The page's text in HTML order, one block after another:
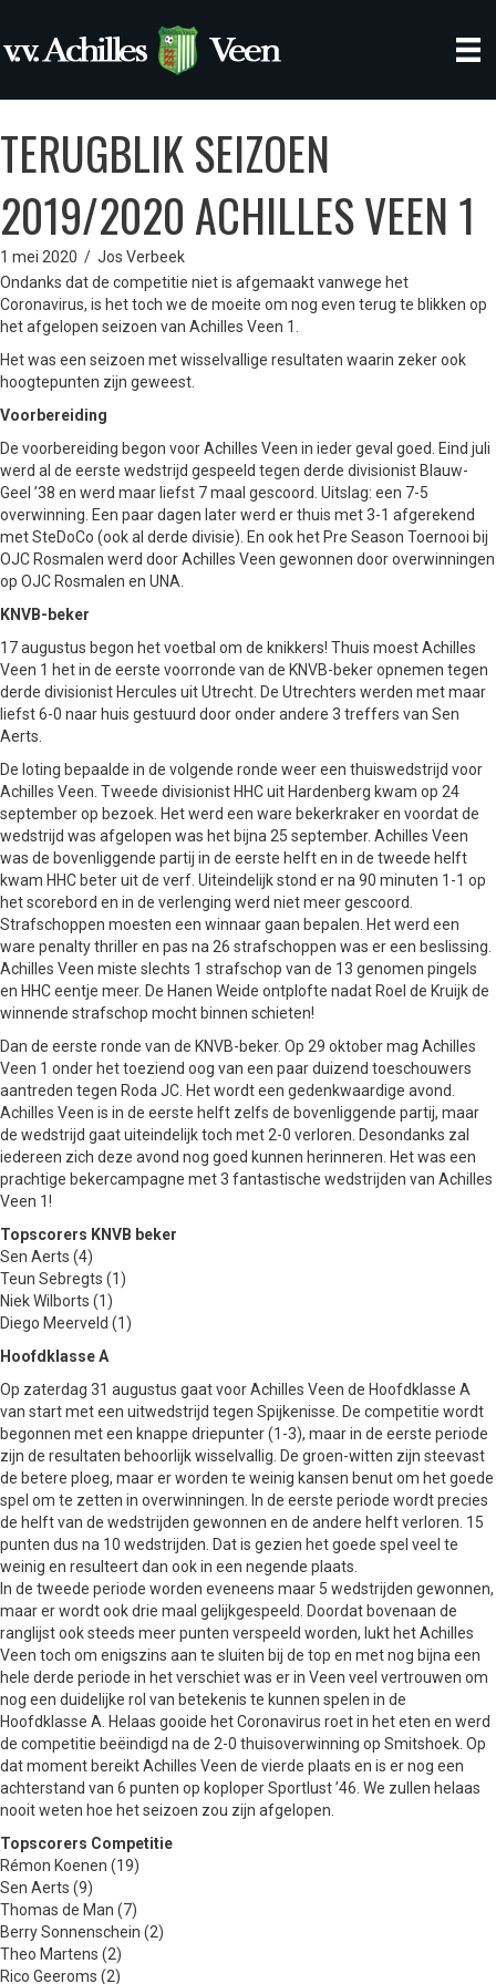
TERUGBLIK SEIZOEN
2019/2020 ACHILLES VEEN 1
1 mei 2020 / Jos Verbeek
Ondanks dat de competitie niet is afgemaakt vanwege het
Coronavirus, is het toch we de moeite om nog even terug te blikken op
het afgelopen seizoen van Achilles Veen 1.
Het was een seizoen met wisselvallige resultaten waarin zeker ook
hoogtepunten zijn geweest.
Voorbereiding
De voorbereiding begon voor Achilles Veen in ieder geval goed. Eind juli
werd al de eerste wedstrijd gespeeld tegen derde divisionist Blauw-
Geel ’38 en werd maar liefst 7 maal gescoord. Uitslag: een 7-5
overwinning. Een paar dagen later werd er thuis met 3-1 afgerekend
met SteDoCo (ook al derde divisie). En ook het Pre Season Toernooi bij
OJC Rosmalen werd door Achilles Veen gewonnen door overwinningen
op OJC Rosmalen en UNA.
KNVB-beker
17 augustus begon het voetbal om de knikkers! Thuis moest Achilles
Veen 1 het in de eerste voorronde van de KNVB-beker opnemen tegen
derde divisionist Hercules uit Utrecht. De Utrechters werden met maar
liefst 6-0 naar huis gestuurd door onder andere 3 treffers van Sen
Aerts.
De loting bepaalde in de volgende ronde weer een thuiswedstrijd voor
Achilles Veen. Tweede divisionist HHC uit Hardenberg kwam op 24
september op bezoek. Het werd een ware bekerkraker en voordat de
wedstrijd was afgelopen was het bijna 25 september. Achilles Veen
was de bovenliggende partij in de eerste helft en in de tweede helft
kwam HHC beter uit de verf. Uiteindelijk stond er na 90 minuten 1-1 op
het scorebord en in de verlenging werd niet meer gescoord.
Strafschoppen moesten een winnaar gaan bepalen. Het werd een
ware penalty thriller en pas na 26 strafschoppen was er een beslissing.
Achilles Veen miste slechts 1 strafschop van de 13 genomen pingels
en HHC eentje meer. De Hanen Weide ontplofte nadat Roel de Kruijk de
winnende strafschop mocht binnen schieten!
Dan de eerste ronde van de KNVB-beker. Op 29 oktober mag Achilles
Veen 1 onder het toeziend oog van een paar duizend toeschouwers
aantreden tegen Roda JC. Het wordt een gedenkwaardige avond.
Achilles Veen is in de eerste helft zelfs de bovenliggende partij, maar
de wedstrijd gaat uiteindelijk toch met 2-0 verloren. Desondanks zal
iedereen zich deze avond nog goed kunnen herinneren. Het was een
prachtige bekercampagne met 3 fantastische wedstrijden van Achilles
Veen 1!
Topscorers KNVB beker
Sen Aerts (4)
Teun Sebregts (1)
Niek Wilborts (1)
Diego Meerveld (1)
Hoofdklasse A
Op zaterdag 31 augustus gaat voor Achilles Veen de Hoofdklasse A
van start met een uitwedstrijd tegen Spijkenisse. De competitie wordt
begonnen met een knappe driepunter (1-3), maar in de eerste periode
zijn de resultaten behoorlijk wisselvallig. De groen-witten zijn steevast
de betere ploeg, maar er worden te weinig kansen benut om het goede
spel om te zetten in overwinningen. In de eerste periode wordt precies
de helft van de wedstrijden gewonnen en de andere helft verloren. 15
punten dus na 10 wedstrijden. Dat is gezien het goede spel veel te
weinig en resulteert dan ook in een negende plaats.
In de tweede periode worden eveneens maar 5 wedstrijden gewonnen,
maar er wordt ook drie maal gelijkgespeeld. Doordat bovenaan de
ranglijst ook steeds meer punten verspeeld worden, lukt het Achilles
Veen toch om enigszins aan te sluiten bij de top en met nog bijna een
hele derde periode in het verschiet was er in Veen veel vertrouwen om
nog een duidelijke rol van betekenis te kunnen spelen in de
Hoofdklasse A. Helaas gooide het Coronavirus roet in het eten en werd
de competitie beëindigd na de 2-0 thuisoverwinning op Smitshoek. Op
dat moment bereikt Achilles Veen de vierde plaats en is er nog een
achterstand van 6 punten op koploper Sportlust ’46. We zullen helaas
nooit weten hoe het seizoen zou zijn afgelopen.
Topscorers Competitie
Rémon Koenen (19)
Sen Aerts (9)
Thomas de Man (7)
Berry Sonnenschein (2)
Theo Martens (2)
Rico Geeroms (2)